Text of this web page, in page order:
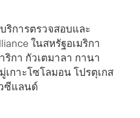
บริการตรวจสอบและ
ในสหรัฐอเมริกา
กา กัวเตมาลา กานา
กาะโซโลมอน โปรตุเกส
ซีแลนด์